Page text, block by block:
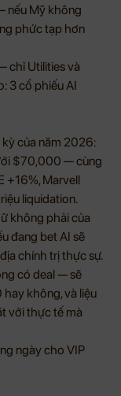
nếu Mỹ không
phức tạp hơn
chỉ Utilities và
3 cổ phiếu AI
kỳ của năm 2026:
$70,000 — cùng
+16%, Marvell
liquidation.
không phải của
đang bet AI sẽ
chính trị thực sự.
có deal — sẽ
không, và liệu
với thực tế mà
ngày cho VIP